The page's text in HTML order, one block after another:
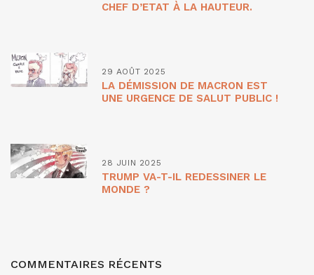
CHEF D’ETAT À LA HAUTEUR.
29 AOÛT 2025
LA DÉMISSION DE MACRON EST
UNE URGENCE DE SALUT PUBLIC !
28 JUIN 2025
TRUMP VA-T-IL REDESSINER LE
MONDE ?
COMMENTAIRES RÉCENTS